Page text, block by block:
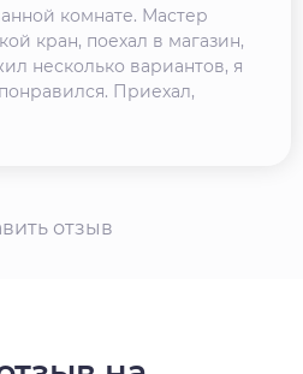
комнате. Мастер
кран, поехал в магазин,
несколько вариантов, я
Приехал,
отзыв